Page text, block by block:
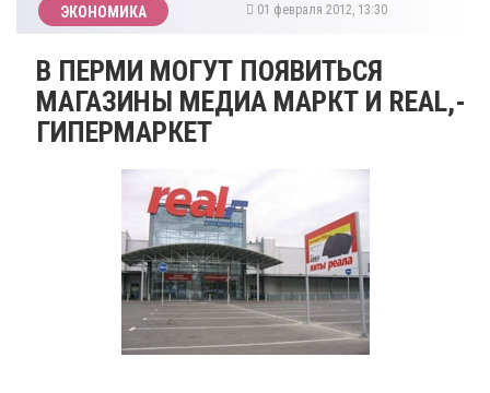
ЭКОНОМИКА 01 февраля 2012, 13:30
В ПЕРМИ МОГУТ ПОЯВИТЬСЯ
МАГАЗИНЫ МЕДИА МАРКТ И REAL,-
ГИПЕРМАРКЕТ